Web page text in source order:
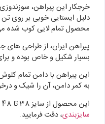
خرجکار این پیراهن،
دلیل ایستایی خوبی بر روی تن
محصول تمام لایی کوب شده
پیراهن ایران، از طراحی های
بسیار شکیل و خاص بوده و
این پیراهن با دامن تمام
به کمر دامن، آن را شیک و
این محصول از سایز 38 تا 48 را پوشش می دهد. به
سایزبندی، دقت فرمایید.